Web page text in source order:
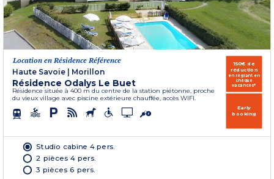
Location en Résidence Référence
Haute Savoie | Morillon
Résidence Odalys Le Buet
Résidence située à 400 m du centre de la station piétonne, proche
du vieux village avec piscine extérieure chauffée, accès WIFI.
150€ de
réduction
en réglant en
chèque
vacances*
Early
booking
Studio cabine 4 pers.
2 pièces 4 pers.
3 pièces 6 pers.